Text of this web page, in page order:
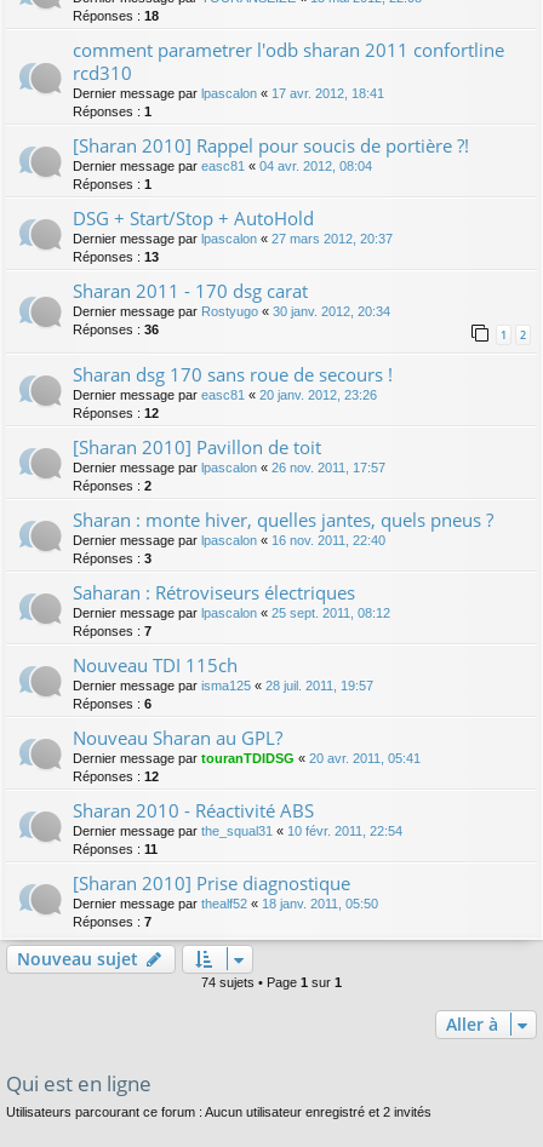
Réponses : 18
comment parametrer l'odb sharan 2011 confortline
rcd310
Dernier message par lpascalon « 17 avr. 2012, 18:41
Réponses : 1
[Sharan 2010] Rappel pour soucis de portière ?!
Dernier message par easc81 « 04 avr. 2012, 08:04
Réponses : 1
DSG + Start/Stop + AutoHold
Dernier message par lpascalon « 27 mars 2012, 20:37
Réponses : 13
Sharan 2011 - 170 dsg carat
Dernier message par Rostyugo « 30 janv. 2012, 20:34
Réponses : 36 1 2
Sharan dsg 170 sans roue de secours !
Dernier message par easc81 « 20 janv. 2012, 23:26
Réponses : 12
[Sharan 2010] Pavillon de toit
Dernier message par lpascalon « 26 nov. 2011, 17:57
Réponses : 2
Sharan : monte hiver, quelles jantes, quels pneus ?
Dernier message par lpascalon « 16 nov. 2011, 22:40
Réponses : 3
Saharan : Rétroviseurs électriques
Dernier message par lpascalon « 25 sept. 2011, 08:12
Réponses : 7
Nouveau TDI 115ch
Dernier message par isma125 « 28 juil. 2011, 19:57
Réponses : 6
Nouveau Sharan au GPL?
Dernier message par touranTDIDSG « 20 avr. 2011, 05:41
Réponses : 12
Sharan 2010 - Réactivité ABS
Dernier message par the_squal31 « 10 févr. 2011, 22:54
Réponses : 11
[Sharan 2010] Prise diagnostique
Dernier message par thealf52 « 18 janv. 2011, 05:50
Réponses : 7
Nouveau sujet
74 sujets • Page 1 sur 1
Aller à
Qui est en ligne
Utilisateurs parcourant ce forum : Aucun utilisateur enregistré et 2 invités